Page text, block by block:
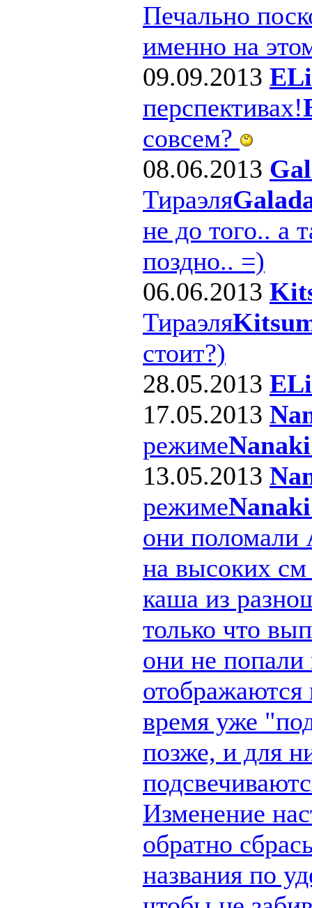
Печально
именно на
09.09.2013 ELi
перспективах!
совсем?
08.06.2013
Тираэля
не до того.. а
поздно.. =)
06.06.2013
Тираэля
стоит?)
28.05.2013 ELi
17.05.2013
режиме
13.05.2013
режиме
они поломали
на высоких
каша из
только что
они не попали
время уже
позже, и для
Изменение
обратно
названия по